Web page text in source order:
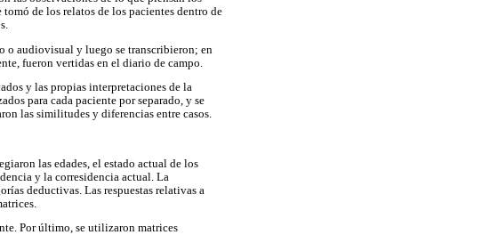
de los relatos de los pacientes dentro de
o audiovisual y luego se transcribieron; en
fueron vertidas en el diario de campo.
y las propias interpretaciones de la
para cada paciente por separado, y se
las similitudes y diferencias entre casos.
las edades, el estado actual de los
y la corresidencia actual. La
deductivas. Las respuestas relativas a
Por último, se utilizaron matrices